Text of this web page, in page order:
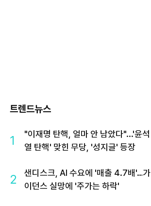
트렌드뉴스
1
"이재명 탄핵, 얼마 안 남았다"...'윤석
열 탄핵' 맞힌 무당, '성지글' 등장
2
샌디스크, AI 수요에 '매출 4.7배'…가
이던스 실망에 '주가는 하락'